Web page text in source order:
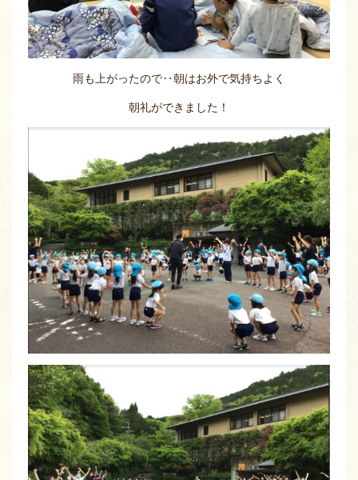
雨も上がったので‥朝はお外で気持ちよく
朝礼ができました！